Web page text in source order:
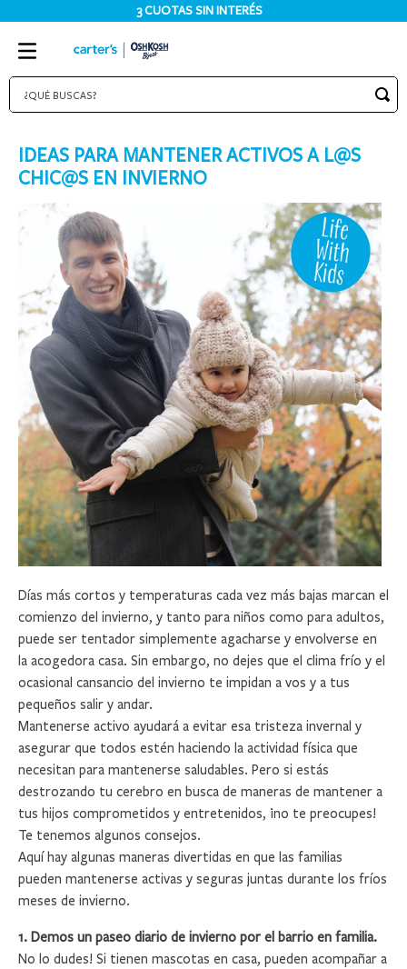
3 CUOTAS SIN INTERÉS
¿QUÉ BUSCAS?
IDEAS PARA MANTENER ACTIVOS A L@S
CHIC@S EN INVIERNO
Días más cortos y temperaturas cada vez más bajas marcan el
comienzo del invierno, y tanto para niños como para adultos,
puede ser tentador simplemente agacharse y envolverse en
la acogedora casa. Sin embargo, no dejes que el clima frío y el
ocasional cansancio del invierno te impidan a vos y a tus
pequeños salir y andar.
Mantenerse activo ayudará a evitar esa tristeza invernal y
asegurar que todos estén haciendo la actividad física que
necesitan para mantenerse saludables. Pero si estás
destrozando tu cerebro en busca de maneras de mantener a
tus hijos comprometidos y entretenidos, ¡no te preocupes!
Te tenemos algunos consejos.
Aquí hay algunas maneras divertidas en que las familias
pueden mantenerse activas y seguras juntas durante los fríos
meses de invierno.
1. Demos un paseo diario de invierno por el barrio en familia.
No lo dudes! Si tienen mascotas en casa, pueden acompañar a
1.
bodies
pijama
.
pijamas
sets
5.
enterito
6
traje baño
7.
osito
.
jardinero
9
mochila
10
body